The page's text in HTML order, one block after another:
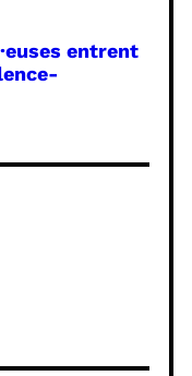
entrent